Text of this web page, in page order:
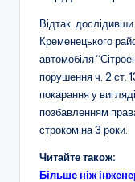
Відтак,
Кременецького
автомобіля
порушення ч. 2 ст.
покарання у
позбавленням
строком на 3 роки.
Читайте також:
Більше ніж